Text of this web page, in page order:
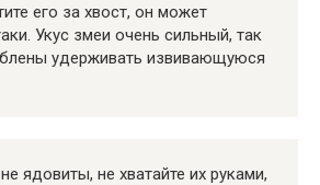
его за хвост, он может
Укус змеи очень сильный, так
удерживать извивающуюся
ядовиты, не хватайте их руками,